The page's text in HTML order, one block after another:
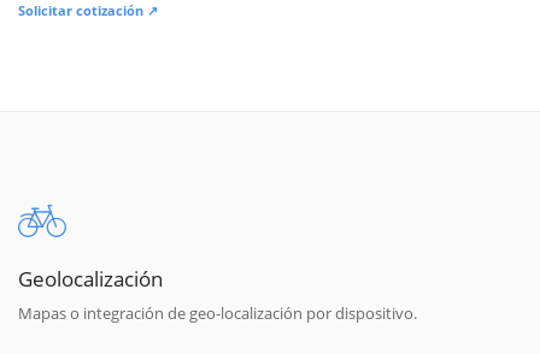
Solicitar cotización ↗
Geolocalización
Mapas o integración de geo-localización por dispositivo.